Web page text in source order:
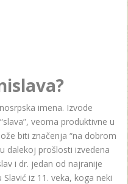
imena. Izvode
veoma produktivne u
biti značenja “na dobrom
dalekoj prošlosti izvedena
i dr. jedan od najranije
iz 11. veka, koga neki